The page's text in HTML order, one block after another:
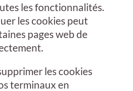
les fonctionnalités.
les cookies peut
pages web de
les cookies
terminaux en